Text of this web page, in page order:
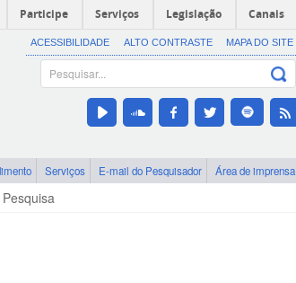
Participe Serviços Legislação Canais
ACESSIBILIDADE ALTO CONTRASTE MAPA DO SITE
Serviços E-mail do Pesquisador Área de imprensa